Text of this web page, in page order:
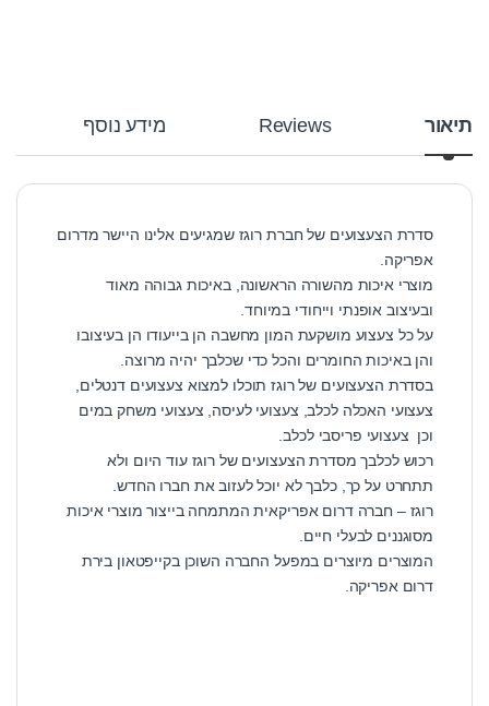
תיאור Reviews מידע נוסף
סדרת הצעצועים של חברת רוגז שמגיעים אלינו היישר מדרום
אפריקה.
מוצרי איכות מהשורה הראשונה, באיכות גבוהה מאוד
ובעיצוב אופנתי וייחודי במיוחד.
על כל צעצוע מושקעת המון מחשבה הן בייעודו הן בעיצובו
והן באיכות החומרים והכל כדי שכלבך יהיה מרוצה.
בסדרת הצעצועים של רוגז תוכלו למצוא צעצועים דנטלים,
צעצועי האכלה לכלב, צעצועי לעיסה, צעצועי משחק במים
וכן צעצועי פריסבי לכלב.
רכוש לכלבך מסדרת הצעצועים של רוגז עוד היום ולא
תתחרט על כך, כלבך לא יוכל לעזוב את חברו החדש.
רוגז – חברה דרום אפריקאית המתמחה בייצור מוצרי איכות
מסוגננים לבעלי חיים.
המוצרים מיוצרים במפעל החברה השוכן בקייפטאון בירת
דרום אפריקה.